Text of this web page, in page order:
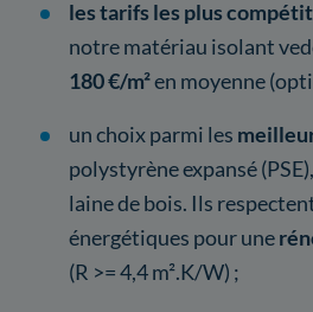
les tarifs les plus
notre matériau isolant
180 €/m²en moyenne
un choix parmi les
polystyrène expansé
laine de bois. Ils
énergétiques pour une
(R >= 4,4 m².K/W) ;